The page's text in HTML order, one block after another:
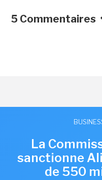
5 Commentaires
La
sanctionne
de 550